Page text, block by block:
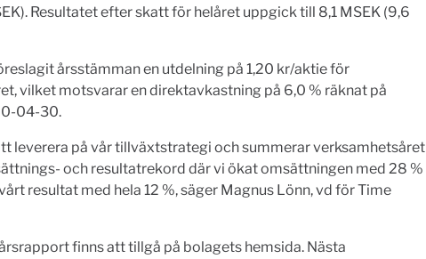
Resultatet efter skatt för helåret uppgick till 8,1 MSEK (9,6
årsstämman en utdelning på 1,20 kr/aktie för
vilket motsvarar en direktavkastning på 6,0 % räknat på
04-30.
leverera på vår tillväxtstrategi och summerar verksamhetsåret
och resultatrekord där vi ökat omsättningen med 28 %
resultat med hela 12 %, säger Magnus Lönn, vd för Time
finns att tillgå på bolagets hemsida. Nästa